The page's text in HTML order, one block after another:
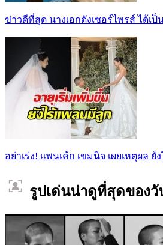
ข่าวดีที่สุด นางเอกดังเซอร์ไพรส์ ได้เป็น
อย่าเร่ง! แพนเค้ก เขมนิจ เผยเหตุผล ยั
รูปเด่นน่าดูที่สุดของวั